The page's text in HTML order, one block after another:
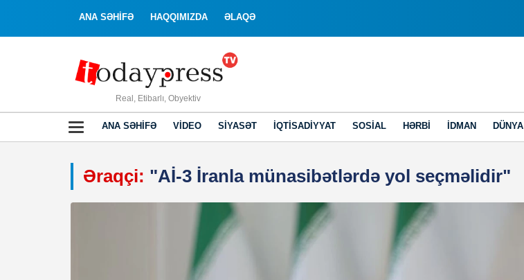
ANA SƏHİFƏ HAQQIMIZDA ƏLAQƏ
Real, Etibarlı, Obyektiv
ANA SƏHIFƏ VIDEO SIYASƏT İQTISADIYYAT SOSIAL HƏRBI İDMAN DÜNYA
Əraqçi: "Aİ-3 İranla münasibətlərdə yol seçməlidir"